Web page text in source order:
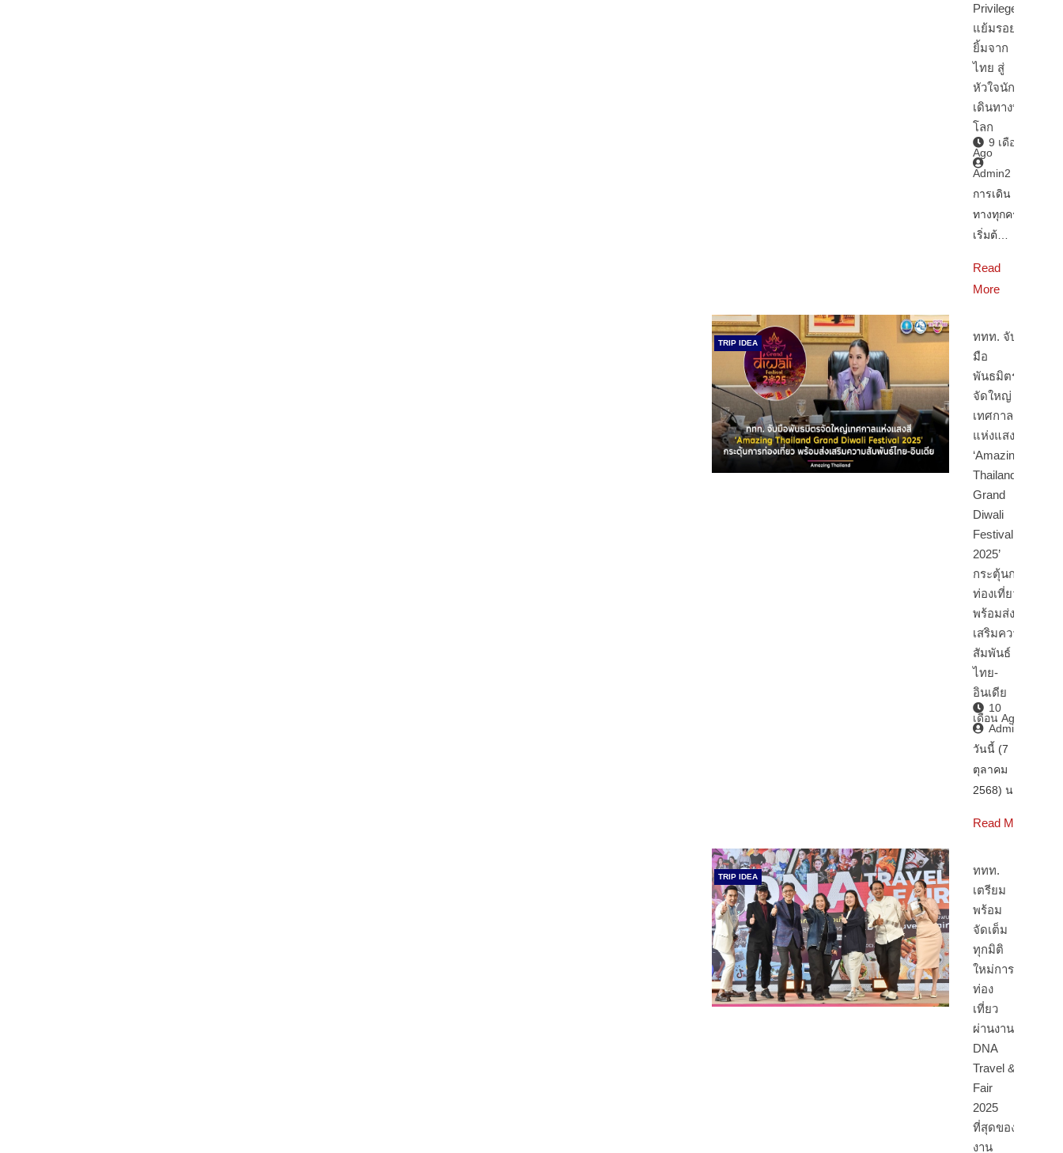
Privileges”
แย้มรอย
ยิ้มจาก
ไทย สู่
หัวใจนัก
เดินทางทั่ว
โลก
9 เดือน
Ago
Admin2
การเดิน
ทางทุกครั้ง
เริ่มต้…
Read
More
TRIP IDEA
ททท. จับ
มือ
พันธมิตร
จัดใหญ่
เทศกาล
แห่งแสงสี
‘Amazing
Thailand
Grand
Diwali
Festival
2025’
กระตุ้นการ
ท่องเที่ยว
พร้อมส่ง
เสริมความ
สัมพันธ์
ไทย-
อินเดีย
10
เดือน Ago
Admin2
วันนี้ (7
ตุลาคม
2568) นา…
Read More
TRIP IDEA
ททท.
เตรียม
พร้อม
จัดเต็ม
ทุกมิติ
ใหม่การ
ท่อง
เที่ยว
ผ่านงาน
DNA
Travel &
Fair
2025
ที่สุดของ
งาน